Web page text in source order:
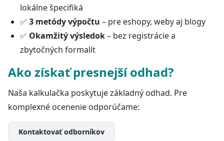
lokálne špecifiká
✅ 3 metódy výpočtu – pre eshopy, weby aj blogy
✅ Okamžitý výsledok– bez registrácie a
zbytočných formalít
Ako získať presnejší odhad?
Naša kalkulačka poskytuje základný odhad. Pre
komplexné ocenenie odporúčame:
Kontaktovať odborníkov